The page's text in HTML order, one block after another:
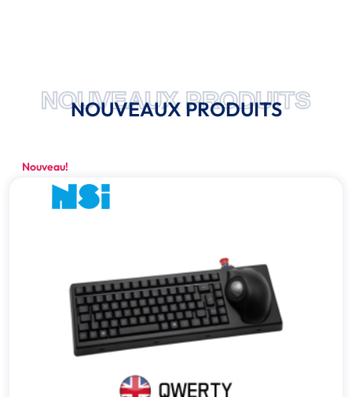
NOUVEAUX PRODUITS
NOUVEAUX PRODUITS
Nouveau!